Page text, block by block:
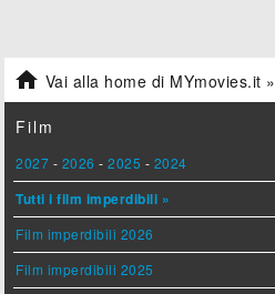
 Vai alla home di MYmovies.it »
Film
2027 - 2026 -2025 - 2024
Tutti i film imperdibili »
Film imperdibili 2026
Film imperdibili 2025